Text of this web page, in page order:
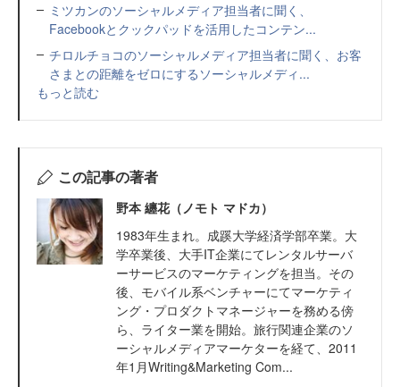
ミツカンのソーシャルメディア担当者に聞く、
Facebookとクックパッドを活用したコンテン...
チロルチョコのソーシャルメディア担当者に聞く、お客
さまとの距離をゼロにするソーシャルメディ...
もっと読む
この記事の著者
野本 纏花（ノモト マドカ）
1983年生まれ。成蹊大学経済学部卒業。大
学卒業後、大手IT企業にてレンタルサーバ
ーサービスのマーケティングを担当。その
後、モバイル系ベンチャーにてマーケティ
ング・プロダクトマネージャーを務める傍
ら、ライター業を開始。旅行関連企業のソ
ーシャルメディアマーケターを経て、2011
年1月Writing&Marketing Com...